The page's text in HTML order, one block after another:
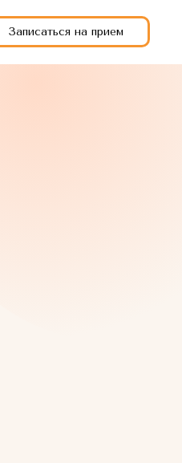
Записаться на прием